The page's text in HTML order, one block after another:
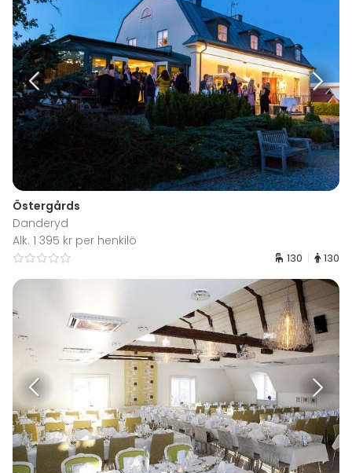
Östergårds
Danderyd
Alk. 1 395 kr per henkilö
130 130